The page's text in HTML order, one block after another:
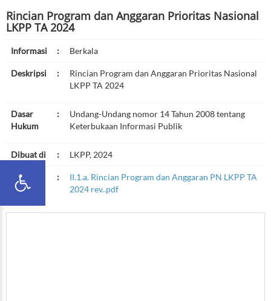
Rincian Program dan Anggaran Prioritas Nasional
LKPP TA 2024
Informasi : Berkala
Deskripsi :
Rincian Program dan Anggaran Prioritas Nasional
LKPP TA 2024
Dasar
Hukum
:
Undang-Undang nomor 14 Tahun 2008 tentang
Keterbukaan Informasi Publik
Dibuat di : LKPP, 2024
File :
II.1.a. Rincian Program dan Anggaran PN LKPP TA
2024 rev..pdf